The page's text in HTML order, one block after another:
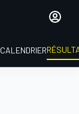
CALENDRIER